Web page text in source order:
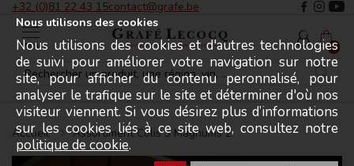
+32 (0)81 22 43 15contact@grafe.be
Menu 0
Accueil Assortiment Colis 3 Magnums 2
Nous utilisons des cookies
Nous utilisons des cookies et d'autres technologies
de suivi pour améliorer votre navigation sur notre
site, pour afficher du contenu peronnalisé, pour
analyser le trafique sur le site et déterminer d'où nos
visiteur viennent. Si vous désirez plus d’informations
sur les cookies liés à ce site web, consultez notre
politique de cookie.